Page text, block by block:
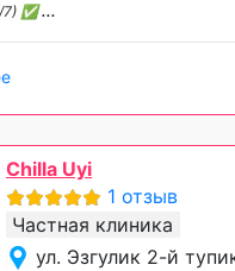
7) ✅...
Chilla Uyi
1 отзыв
Частная клиника
ул. Эзгулик 2-й